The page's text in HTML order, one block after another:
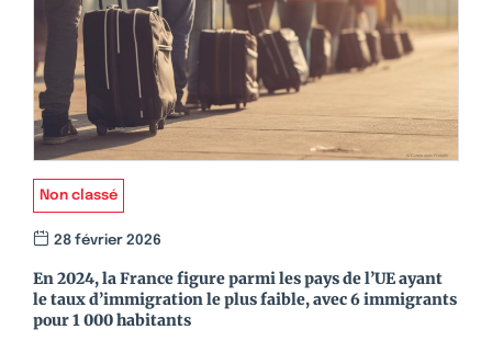
Non classé
28 février 2026
En 2024, la France figure parmi les pays de l’UE ayant
le taux d’immigration le plus faible, avec 6 immigrants
pour 1 000 habitants